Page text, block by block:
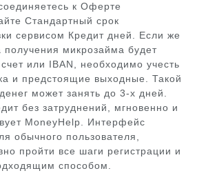
к Оферте
Стандартный срок
сервисом Кредит дней. Если же
получения микрозайма будет
или IBAN, необходимо учесть
и предстоящие выходные. Такой
может занять до 3-х дней.
без затруднений, мгновенно и
MoneyHelp. Интерфейс
обычного пользователя,
пройти все шаги регистрации и
способом.